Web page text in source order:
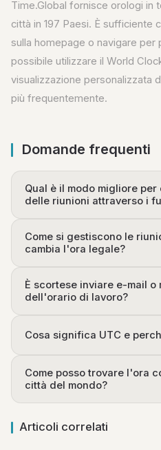
Time.Global fornisce orologi in
città in 197 Paesi. È sufficiente
sulla homepage o navigare per
possibile utilizzare il World
visualizzazione personalizzata
più frequentemente.
Domande frequenti
Qual è il modo migliore
delle riunioni attraverso i
Come si gestiscono le
cambia l'ora legale?
È scortese inviare e-mail
dell'orario di lavoro?
Cosa significa UTC e
Come posso trovare l'ora
città del mondo?
Articoli correlati